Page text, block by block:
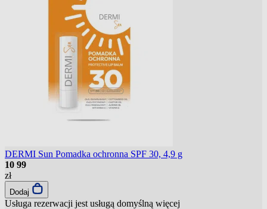
DERMI Sun Pomadka ochronna SPF 30, 4,9 g
10 99
zł
Dodaj
Usługa rezerwacji jest usługą domyślną więcej